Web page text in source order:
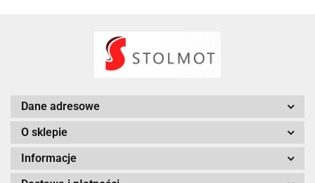
Dane adresowe
O sklepie
Informacje